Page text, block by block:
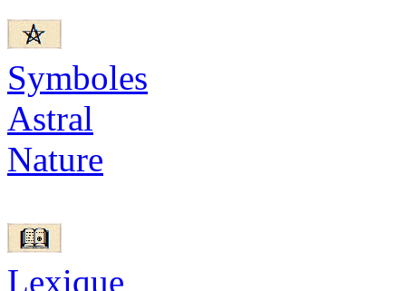
Symboles
Astral
Nature
Lexique